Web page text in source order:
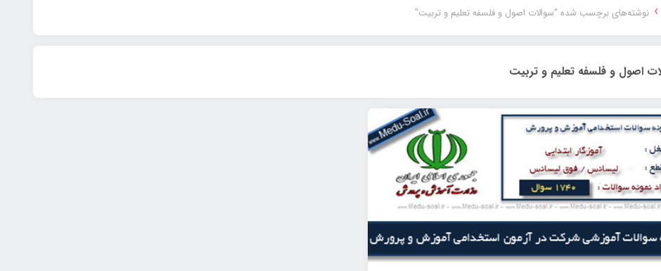
› نوشته‌های برچسب شده “سوالات اصول و فلسفه تعلیم و تربیت”
اصول و فلسفه تعلیم و تربیت